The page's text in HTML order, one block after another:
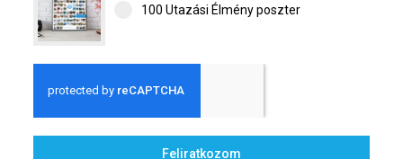
100 Utazási Élmény poszter
Feliratkozom